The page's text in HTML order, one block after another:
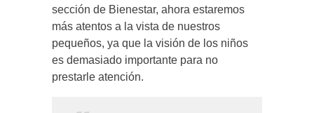
sección de Bienestar, ahora estaremos
más atentos a la vista de nuestros
pequeños, ya que la visión de los niños
es demasiado importante para no
prestarle atención.